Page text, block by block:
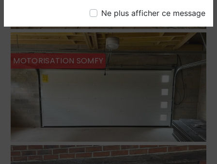
Ne plus afficher ce message
MOTORISATION SOMFY